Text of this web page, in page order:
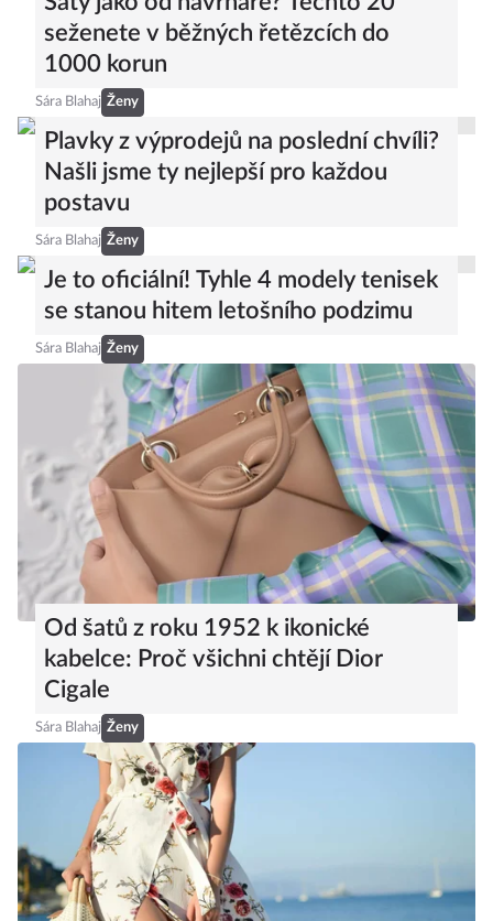
seženete v běžných řetězcích do
1000 korun
Sára Blahaj Ženy
Plavky z výprodejů na poslední chvíli?
Našli jsme ty nejlepší pro každou
postavu
Sára Blahaj Ženy
Je to oficiální! Tyhle 4 modely tenisek
se stanou hitem letošního podzimu
Sára Blahaj Ženy
Od šatů z roku 1952 k ikonické
kabelce: Proč všichni chtějí Dior
Cigale
Sára Blahaj Ženy